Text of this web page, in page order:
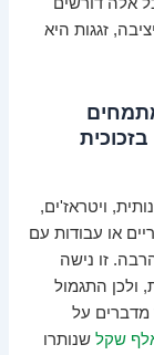
זגגות היא
ויטראז'ים,
או עבודות עם
זו נישה
ולכן התגמול
מדברים על
שנותרו